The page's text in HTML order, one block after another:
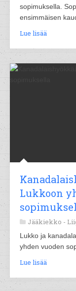
sopimuksella.
ensimmäisen
Lue lisää
Lukkoon
Jääkiekko -
Lukko ja
yhden vuoden
Lue lisää